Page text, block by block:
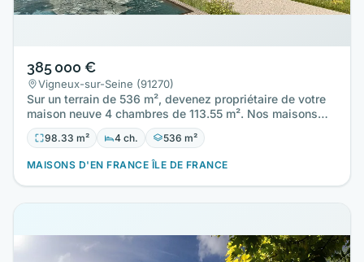
385 000 €
Vigneux-sur-Seine (91270)
Sur un terrain de 536 m², devenez propriétaire de votre
maison neuve 4 chambres de 113.55 m². Nos maisons
sont toutes…
98.33 m² 4 ch. 536 m²
MAISONS D'EN FRANCE ÎLE DE FRANCE